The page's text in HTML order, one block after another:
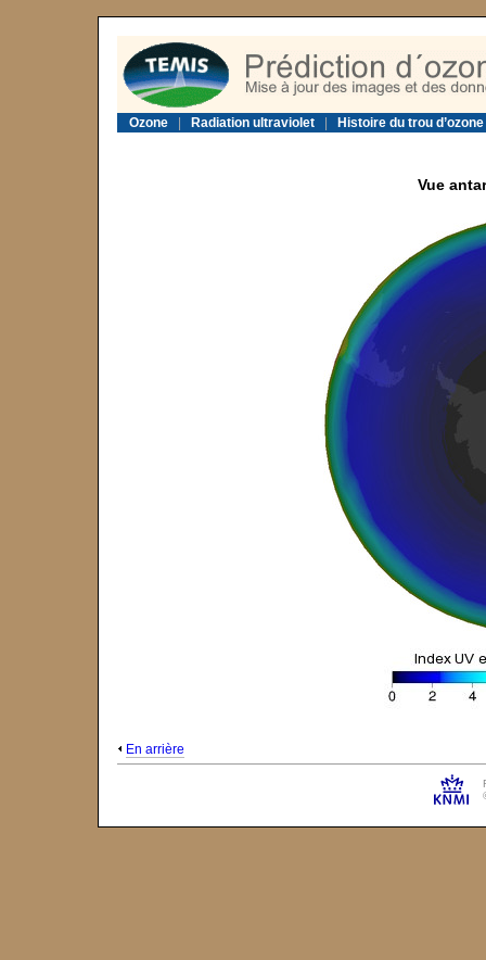
Ozone Radiation ultraviolet Histoire du trou d’ozone
Vue
En arrière